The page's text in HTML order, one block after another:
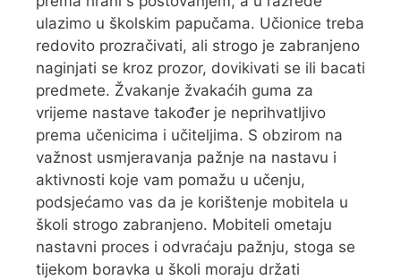
ulazimo u školskim papučama. Učionice treba
redovito prozračivati, ali strogo je zabranjeno
naginjati se kroz prozor, dovikivati se ili bacati
predmete. Žvakanje žvakaćih guma za
vrijeme nastave također je neprihvatljivo
prema učenicima i učiteljima. S obzirom na
važnost usmjeravanja pažnje na nastavu i
aktivnosti koje vam pomažu u učenju,
podsjećamo vas da je korištenje mobitela u
školi strogo zabranjeno. Mobiteli ometaju
nastavni proces i odvraćaju pažnju, stoga se
tijekom boravka u školi moraju držati